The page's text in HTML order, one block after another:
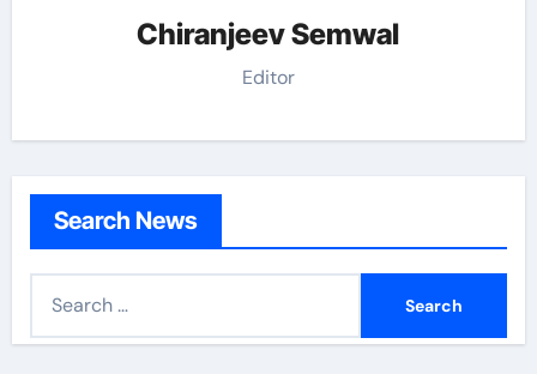
Chiranjeev Semwal
Editor
Search News